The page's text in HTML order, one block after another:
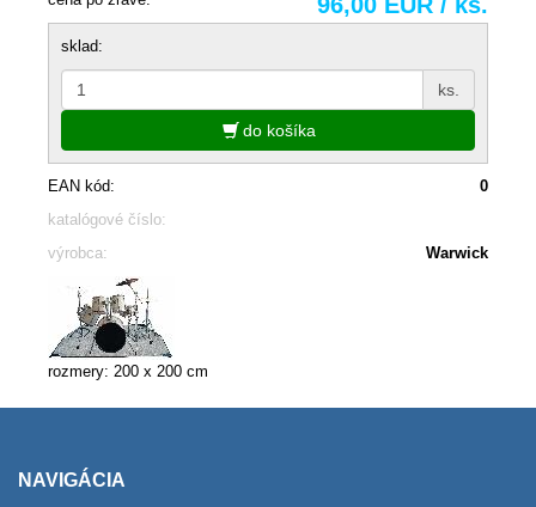
sklad:
ks.
do košíka
EAN kód:
0
katalógové číslo:
výrobca:
Warwick
rozmery: 200 x 200 cm
NAVIGÁCIA